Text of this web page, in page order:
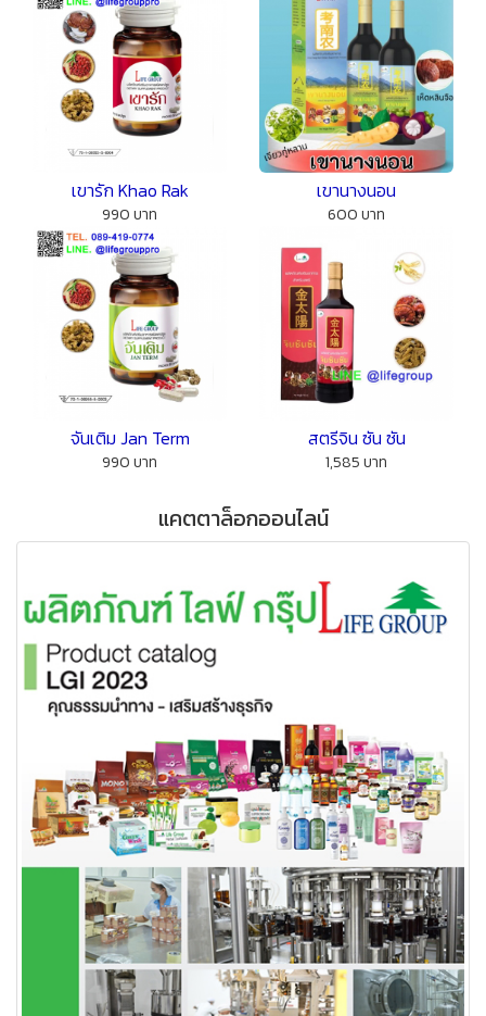
เขารัก Khao Rak
990 บาท
เขานางนอน
600 บาท
จันเติม Jan Term
990 บาท
สตรีจิน ซัน ซัน
1,585 บาท
แคตตาล็อกออนไลน์